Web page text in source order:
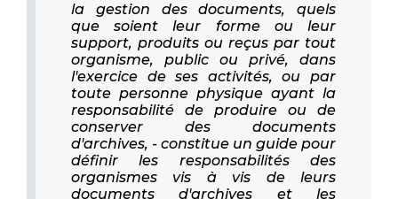
la gestion des documents, quels
que soient leur forme ou leur
support, produits ou reçus par tout
organisme, public ou privé, dans
l'exercice de ses activités, ou par
toute personne physique ayant la
responsabilité de produire ou de
conserver des documents
d'archives, - constitue un guide pour
définir les responsabilités des
organismes vis à vis de leurs
documents d'archives et les